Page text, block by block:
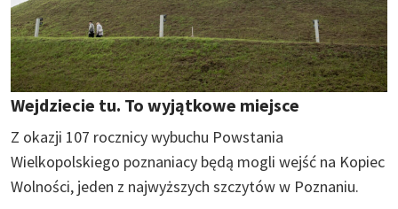
Wejdziecie tu. To wyjątkowe miejsce
Z okazji 107 rocznicy wybuchu Powstania
Wielkopolskiego poznaniacy będą mogli wejść na Kopiec
Wolności, jeden z najwyższych szczytów w Poznaniu.